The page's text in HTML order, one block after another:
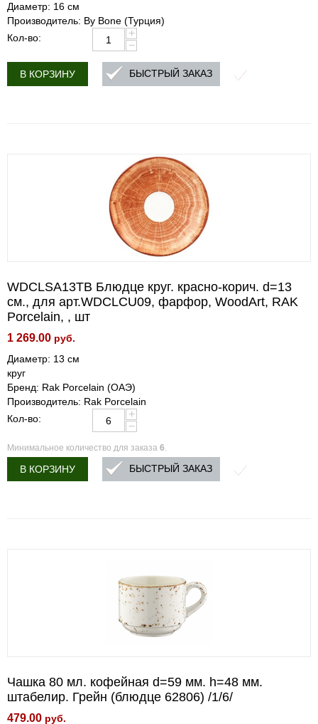
Диаметр: 16 см
Производитель: By Bone (Турция)
Кол-во:
+
−
В КОРЗИНУ БЫСТРЫЙ ЗАКАЗ
WDCLSA13TB Блюдце круг. красно-корич. d=13
см., для арт.WDCLCU09, фарфор, WoodArt, RAK
Porcelain, , шт
1 269.00 руб.
Диаметр: 13 см
круг
Бренд: Rak Porcelain (ОАЭ)
Производитель: Rak Porcelain
Кол-во:
+
−
Минимальное количество для заказа 6.
В КОРЗИНУ БЫСТРЫЙ ЗАКАЗ
Чашка 80 мл. кофейная d=59 мм. h=48 мм.
штабелир. Грейн (блюдце 62806) /1/6/
479.00 руб.